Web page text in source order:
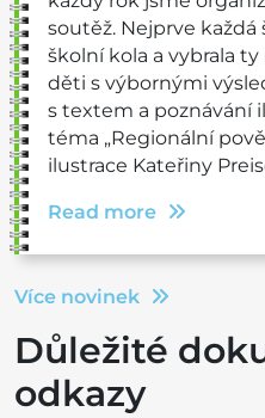
soutěž. Nejprve každá
školní kola a vybrala
děti s výbornými
s textem a poznávání
téma „Regionální
ilustrace Kateřiny
Read more
Více novinek
Důležité
odkazy